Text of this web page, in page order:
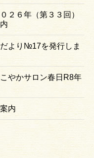
２６年（第３３回）
より№17を発行しま
やかサロン春日R8年
内